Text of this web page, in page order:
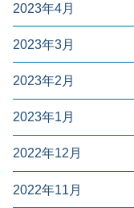
2023年4月
2023年3月
2023年2月
2023年1月
2022年12月
2022年11月